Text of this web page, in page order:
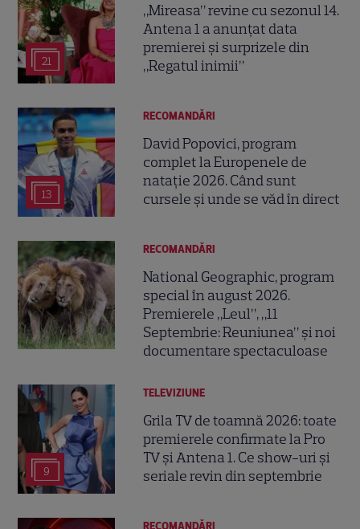
21
„Mireasa” revine cu sezonul 14.
Antena 1 a anunțat data
premierei și surprizele din
„Regatul inimii”
13
RECOMANDĂRI
David Popovici, program
complet la Europenele de
natație 2026. Când sunt
cursele și unde se văd în direct
RECOMANDĂRI
National Geographic, program
special în august 2026.
Premierele „Leul”, „11
Septembrie: Reuniunea” și noi
documentare spectaculoase
9
TELEVIZIUNE
Grila TV de toamnă 2026: toate
premierele confirmate la Pro
TV și Antena 1. Ce show-uri și
seriale revin din septembrie
RECOMANDĂRI